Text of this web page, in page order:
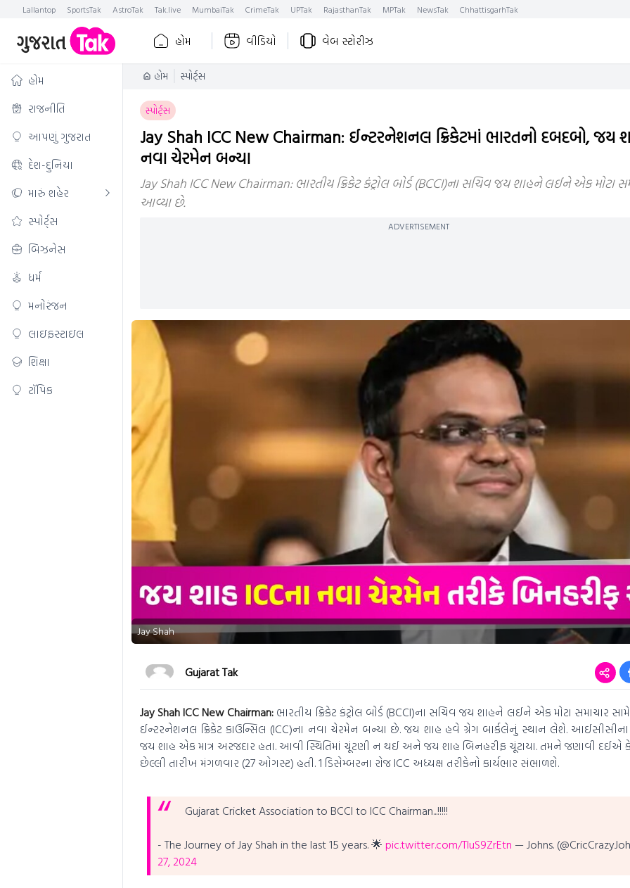
Lallantop SportsTak AstroTak Tak.live MumbaiTak CrimeTak UPTak RajasthanTak MPTak NewsTak ChhattisgarhTak
હોમ વીડિયો વેબ સ્ટોરીઝ
હોમ
રાજનીતિ
આપણું ગુજરાત
દેશ-દુનિયા
મારું શહેર
સ્પોર્ટ્સ
બિઝનેસ
ધર્મ
મનોરંજન
લાઇફસ્ટાઇલ
શિક્ષા
ટૉપિક
હોમ સ્પોર્ટ્સ
સ્પોર્ટ્સ
Jay Shah ICC New Chairman: ઈન્ટરનેશનલ ક્રિકેટમાં ભારતનો દબદબો, જય
નવા ચેરમેન બન્યા
Jay Shah ICC New Chairman: ભારતીય ક્રિકેટ કંટ્રોલ બોર્ડ (BCCI)ના સચિવ જય શાહને લઈને એક મોટા
આવ્યા છે.
ADVERTISEMENT
Jay Shah
Gujarat Tak
Jay Shah ICC New Chairman: ભારતીય ક્રિકેટ કંટ્રોલ બોર્ડ (BCCI)ના સચિવ જય શાહને લઈને એક મોટા સમાચાર
ઈન્ટરનેશનલ ક્રિકેટ કાઉન્સિલ (ICC)ના નવા ચેરમેન બન્યા છે. જય શાહ હવે ગ્રેગ બાર્કલેનું સ્થાન લેશે. આઈસીસીના
જય શાહ એક માત્ર અરજદાર હતા. આવી સ્થિતિમાં ચૂંટણી ન થઈ અને જય શાહ બિનહરીફ ચૂંટાયા. તમને જણાવી દઈએ
છેલ્લી તારીખ મંગળવાર (27 ઓગસ્ટ) હતી. 1 ડિસેમ્બરના રોજ ICC અધ્યક્ષ તરીકેનો કાર્યભાર સંભાળશે.
Gujarat Cricket Association to BCCI to ICC Chairman...!!!!!
- The Journey of Jay Shah in the last 15 years. 🌟 pic.twitter.com/TIuS9ZrEtn — Johns.
27, 2024